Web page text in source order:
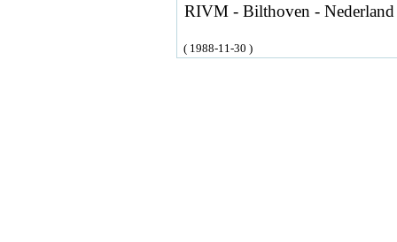
RIVM - Bilthoven -
( 1988-11-30 )